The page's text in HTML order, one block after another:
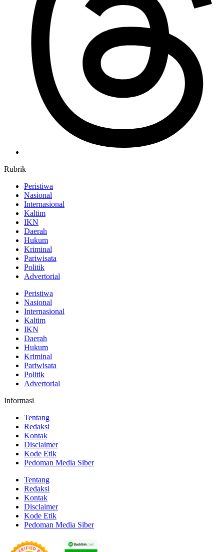
Rubrik
Peristiwa
Nasional
Internasional
Kaltim
IKN
Daerah
Hukum
Kriminal
Pariwisata
Politik
Advertorial
Peristiwa
Nasional
Internasional
Kaltim
IKN
Daerah
Hukum
Kriminal
Pariwisata
Politik
Advertorial
Informasi
Tentang
Redaksi
Kontak
Disclaimer
Kode Etik
Pedoman Media Siber
Tentang
Redaksi
Kontak
Disclaimer
Kode Etik
Pedoman Media Siber